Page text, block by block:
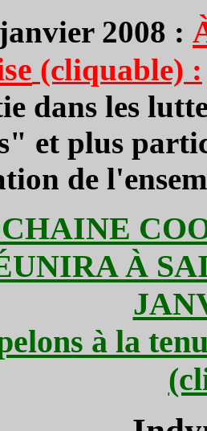
2008 :
(cliquable) :
dans les
et plus
de
À
à la